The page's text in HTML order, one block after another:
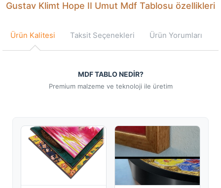
Gustav Klimt Hope II Umut Mdf Tablosu özellikleri
Ürün Kalitesi Taksit Seçenekleri Ürün Yorumları
MDF TABLO NEDİR?
Premium malzeme ve teknoloji ile üretim